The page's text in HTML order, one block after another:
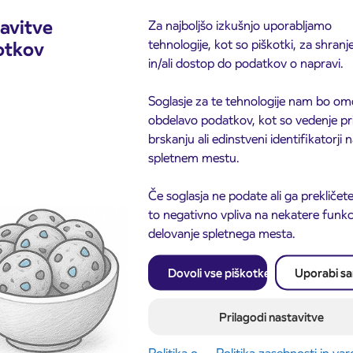
Za najboljšo izkušnjo uporabljamo
tehnologije, kot so piškotki, za
in/ali dostop do podatkov o napravi.
Soglasje za te tehnologije nam bo
obdelavo podatkov, kot so vedenje
brskanju ali edinstveni identifikatorji
spletnem mestu.
Če soglasja ne podate ali ga
to negativno vpliva na nekatere
delovanje spletnega mesta.
Dovoli vse piškotke Uporabi
Prilagodi nastavitve
2026dijaških
IJPP
za šolsko leto
se začne 21.
3. 8. 2026
Obvestilo o popolni
ceste ČEŠNJEVEK –
Kranj